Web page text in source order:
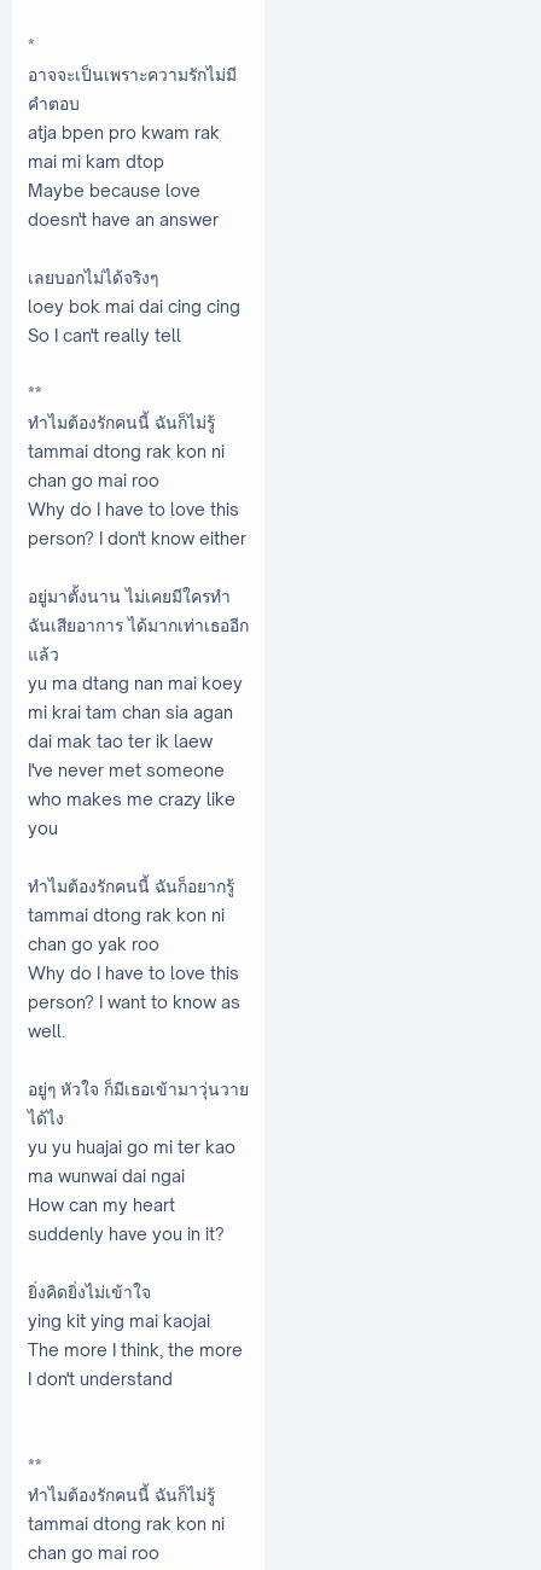
*
อาจจะเป็นเพราะความรักไม่มี
คำตอบ
atja bpen pro kwam rak
mai mi kam dtop
Maybe because love
doesn't have an answer
เลยบอกไม่ได้จริงๆ
loey bok mai dai cing cing
So I can't really tell
**
ทำไมต้องรักคนนี้ ฉันก็ไม่รู้
tammai dtong rak kon ni
chan go mai roo
Why do I have to love this
person? I don't know either
อยู่มาตั้งนาน ไม่เคยมีใครทำ
ฉันเสียอาการ ได้มากเท่าเธออีก
แล้ว
yu ma dtang nan mai koey
mi krai tam chan sia agan
dai mak tao ter ik laew
I've never met someone
who makes me crazy like
you
ทำไมต้องรักคนนี้ ฉันก็อยากรู้
tammai dtong rak kon ni
chan go yak roo
Why do I have to love this
person? I want to know as
well.
อยู่ๆ หัวใจ ก็มีเธอเข้ามาวุ่นวาย
ได้ไง
yu yu huajai go mi ter kao
ma wunwai dai ngai
How can my heart
suddenly have you in it?
ยิ่งคิดยิ่งไม่เข้าใจ
ying kit ying mai kaojai
The more I think, the more
I don't understand
**
ทำไมต้องรักคนนี้ ฉันก็ไม่รู้
tammai dtong rak kon ni
chan go mai roo